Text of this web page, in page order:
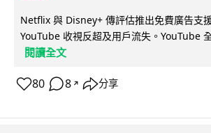
Netflix 與 Disney+ 傳評估推出免費廣告支
YouTube 收視反超及用戶流失。YouTube
閱讀全文
80 8 ↗ 分享